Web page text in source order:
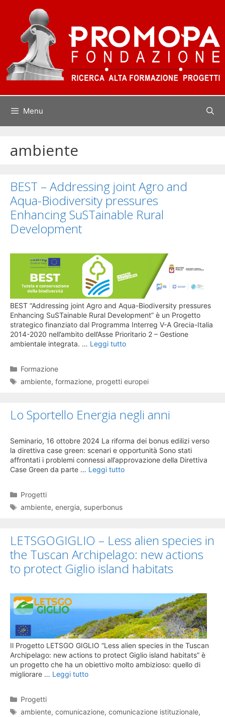
contenuto
Menu
ambiente
BEST – Addressing joint Agro and
Aqua-Biodiversity pressures
Enhancing SuSTainable Rural
Development
BEST “Addressing joint Agro and Aqua-Biodiversity pressures
Enhancing SuSTainable Rural Development” è un Progetto
strategico finanziato dal Programma Interreg V-A Grecia-Italia
2014-2020 nell’ambito dell’Asse Prioritario 2 – Gestione
ambientale integrata. … Leggi tutto
Categorie
Formazione
Tag
ambiente,formazione, progetti europei
Lo Sportello Energia negli anni
Seminario, 16 ottobre 2024 La riforma dei bonus edilizi verso
la direttiva case green: scenari e opportunità Sono stati
affrontati i problemi connessi all’approvazione della Direttiva
Case Green da parte … Leggi tutto
Categorie
Progetti
Tag
ambiente,energia, superbonus
LETSGOGIGLIO – Less alien species in
the Tuscan Archipelago: new actions
to protect Giglio island habitats
Il Progetto LETSGO GIGLIO “Less alien species in the Tuscan
Archipelago: new actions to protect Giglio island habitats” è
un progetto che ha un obiettivo molto ambizioso: quello di
migliorare … Leggi tutto
Categorie
Progetti
Tag
ambiente,comunicazione,comunicazione istituzionale,